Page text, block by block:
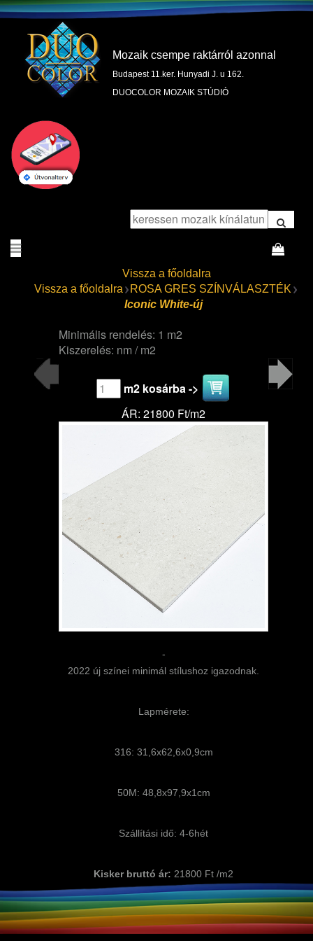
Mozaik csempe raktárról azonnal
Budapest 11.ker. Hunyadi J. u 162.
DUOCOLOR MOZAIK STÚDIÓ
Vissza a főoldalra
Vissza a főoldalra
ROSA GRES SZÍNVÁLASZTÉK
Iconic White-új
Minimális rendelés: 1 m2
Kiszerelés: nm / m2
m2 kosárba ->
ÁR: 21800 Ft/m2
-
2022 új színei minimál stílushoz igazodnak.
Lapmérete:
316: 31,6x62,6x0,9cm
50M: 48,8x97,9x1cm
Szállítási idő: 4-6hét
Kisker bruttó ár: 21800 Ft /m2